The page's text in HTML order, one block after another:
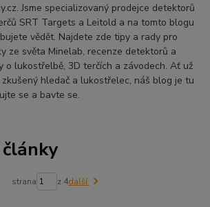
u Liberece Karlovy Vary
Equinox 900
Čechy
hledání pokladů
Jsme specializovaný prodejce detektorů
SRT Targets a Leitold a na tomto blogu
vědět. Najdete zde tipy a rady pro
ze světa Minelab, recenze detektorů a
o lukostřelbě, 3D terčích a závodech. Ať už
hledač a lukostřelec, náš blog je tu
se a bavte se.
strana z 4další